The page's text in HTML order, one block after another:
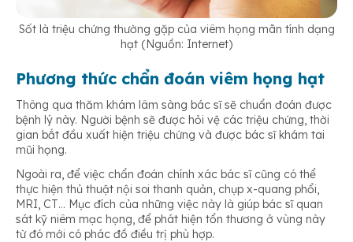
Sốt là triệu chứng thường gặp của viêm họng mãn tính dạng
hạt (Nguồn: Internet)
Phương thức chẩn đoán viêm họng hạt
Thông qua thăm khám lâm sàng bác sĩ sẽ chuẩn đoán được
bệnh lý này. Người bệnh sẽ được hỏi vệ các triệu chứng, thời
gian bắt đầu xuất hiện triệu chứng và được bác sĩ khám tai
mũi họng.
Ngoài ra, để việc chẩn đoán chính xác bác sĩ cũng có thể
thực hiện thủ thuật nội soi thanh quản, chụp x-quang phổi,
MRI, CT… Mục đích của những việc này là giúp bác sĩ quan
sát kỹ niêm mạc họng, để phát hiện tổn thương ở vùng này
từ đó mới có phác đồ điều trị phù hợp.